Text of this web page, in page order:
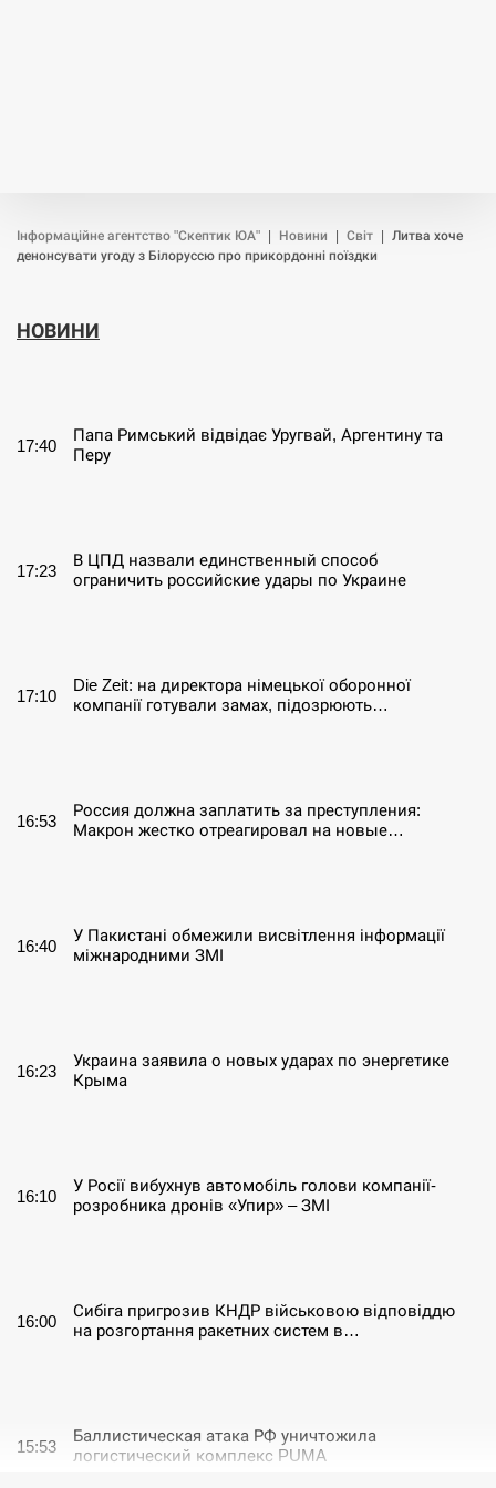
Інформаційне агентство "Скептик ЮА" Новини Світ
Литва хоче
денонсувати угоду з Білоруссю про прикордонні поїздки
НОВИНИ
17:40
Папа Римський відвідає Уругвай, Аргентину та
Перу
17:23
В ЦПД назвали единственный способ
ограничить российские удары по Украине
17:10
Die Zeit: на директора німецької оборонної
компанії готували замах, підозрюють…
16:53
Россия должна заплатить за преступления:
Макрон жестко отреагировал на новые…
16:40
У Пакистані обмежили висвітлення інформації
міжнародними ЗМІ
16:23
Украина заявила о новых ударах по энергетике
Крыма
16:10
У Росії вибухнув автомобіль голови компанії-
розробника дронів «Упир» – ЗМІ
16:00
Сибіга пригрозив КНДР військовою відповіддю
на розгортання ракетних систем в…
15:53
Баллистическая атака РФ уничтожила
логистический комплекс PUMA